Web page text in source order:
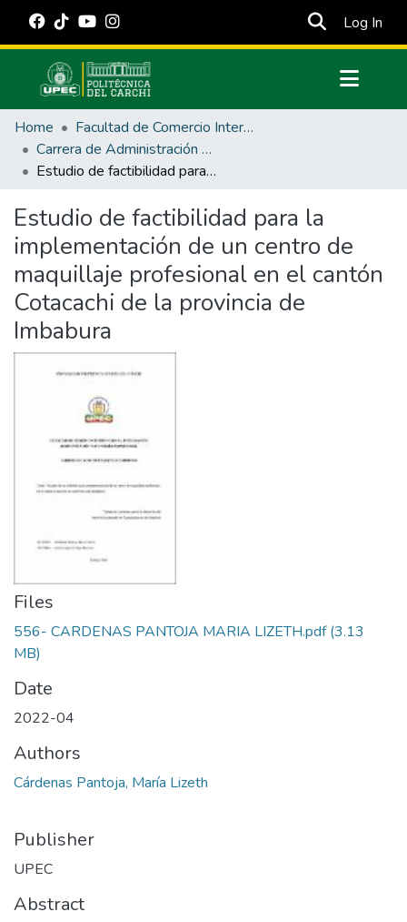
Log In
Communities & Collections
All of DSpace
Statistics
Estadísticas Externas
Manuales
Home
Facultad de Comercio Internacional, Integración, Administración y Economía Empresarial
Carrera de Administración de Empresas y Marketing
Estudio de factibilidad para la implementación de un centro de maquillaje profesional en el cantón Cotacachi de la provincia de Imbabura
Estudio de factibilidad para la
implementación de un centro de
maquillaje profesional en el cantón
Cotacachi de la provincia de
Imbabura
Files
556- CARDENAS PANTOJA MARIA LIZETH.pdf(3.13
MB)
Date
2022-04
Authors
Cárdenas Pantoja, María Lizeth
Publisher
UPEC
Abstract